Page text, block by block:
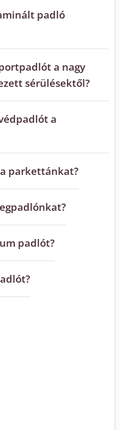
padló
a nagy
sérülésektől?
a
parkettánkat?
padlót?